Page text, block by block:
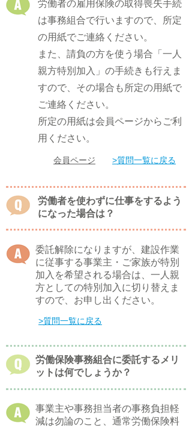
労働者の雇用保険の取得喪失手続
は事務組合で行いますので、所定
の用紙でご連絡ください。
また、請負の方を使う場合「一人
親方特別加入」の手続きも行えま
すので、その場合も所定の用紙で
ご連絡ください。
​所定の用紙は会員ページからご利
用ください。
​会員ページ ​>質問一覧に戻る
労働者を使わずに仕事をするよう
になった場合は？
委託解除になりますが、建設作業
に従事する事業主・ご家族が特別
加入を希望される場合は、一人親
方としての特別加入に切り替えま
すので、お申し出ください。
​>質問一覧に戻る
労働保険事務組合に委託するメリ
ットは何でしょうか？
事業主や事務担当者の事務負担軽
減は勿論のこと、通常労働保険料